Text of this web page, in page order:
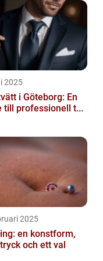
2025
i Göteborg: En
till professionell t...
2025
en konstform,
och ett val